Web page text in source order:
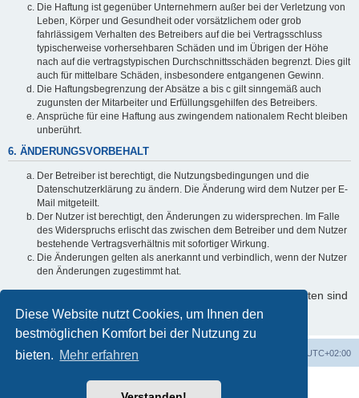
Diese Website nutzt Cookies, um Ihnen den
bestmöglichen Komfort bei der Nutzung zu
bieten. Mehr erfahren
Die Haftung ist gegenüber Unternehmern außer bei der Verletzung von
Leben, Körper und Gesundheit oder vorsätzlichem oder grob
fahrlässigem Verhalten des Betreibers auf die bei Vertragsschluss
typischerweise vorhersehbaren Schäden und im Übrigen der Höhe
nach auf die vertragstypischen Durchschnittsschäden begrenzt. Dies gilt
auch für mittelbare Schäden, insbesondere entgangenen Gewinn.
Die Haftungsbegrenzung der Absätze a bis c gilt sinngemäß auch
zugunsten der Mitarbeiter und Erfüllungsgehilfen des Betreibers.
Ansprüche für eine Haftung aus zwingendem nationalem Recht bleiben
unberührt.
6. ÄNDERUNGSVORBEHALT
Der Betreiber ist berechtigt, die Nutzungsbedingungen und die
Datenschutzerklärung zu ändern. Die Änderung wird dem Nutzer per E-
Mail mitgeteilt.
Der Nutzer ist berechtigt, den Änderungen zu widersprechen. Im Falle
des Widerspruchs erlischt das zwischen dem Betreiber und dem Nutzer
bestehende Vertragsverhältnis mit sofortiger Wirkung.
Die Änderungen gelten als anerkannt und verbindlich, wenn der Nutzer
den Änderungen zugestimmt hat.
Informationen über den Umgang mit Ihren persönlichen Daten sind
in der Datenschutzerklärung enthalten.
Startseite Foren-Übersicht UTC+02:00
Powered byphpBB® Forum Software © phpBB Limited
Deutsche Übersetzung durch